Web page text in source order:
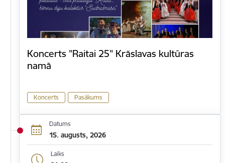
Koncerts "Raitai 25" Krāslavas kultūras
namā
Koncerts Pasākums
Datums
15. augusts, 2026
Laiks